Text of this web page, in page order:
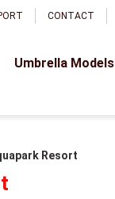
CONTACT
Umbrella Models
Resort